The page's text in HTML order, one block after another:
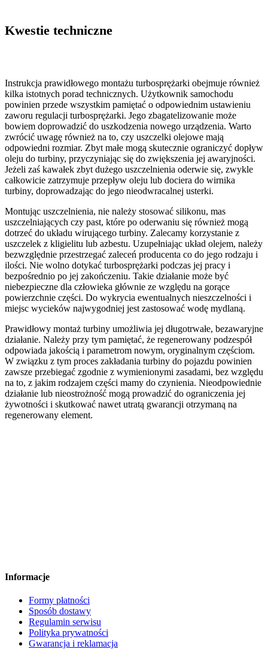
Kwestie techniczne
Instrukcja prawidłowego montażu turbosprężarki obejmuje również
kilka istotnych porad technicznych. Użytkownik samochodu
powinien przede wszystkim pamiętać o odpowiednim ustawieniu
zaworu regulacji turbosprężarki. Jego zbagatelizowanie może
bowiem doprowadzić do uszkodzenia nowego urządzenia. Warto
zwrócić uwagę również na to, czy uszczelki olejowe mają
odpowiedni rozmiar. Zbyt małe mogą skutecznie ograniczyć dopływ
oleju do turbiny, przyczyniając się do zwiększenia jej awaryjności.
Jeżeli zaś kawałek zbyt dużego uszczelnienia oderwie się, zwykle
całkowicie zatrzymuje przepływ oleju lub dociera do wirnika
turbiny, doprowadzając do jego nieodwracalnej usterki.
Montując uszczelnienia, nie należy stosować silikonu, mas
uszczelniających czy past, które po oderwaniu się również mogą
dotrzeć do układu wirującego turbiny. Zalecamy korzystanie z
uszczelek z kligielitu lub azbestu. Uzupełniając układ olejem, należy
bezwzględnie przestrzegać zaleceń producenta co do jego rodzaju i
ilości. Nie wolno dotykać turbosprężarki podczas jej pracy i
bezpośrednio po jej zakończeniu. Takie działanie może być
niebezpieczne dla człowieka głównie ze względu na gorące
powierzchnie części. Do wykrycia ewentualnych nieszczelności i
miejsc wycieków najwygodniej jest zastosować wodę mydlaną.
Prawidłowy montaż turbiny umożliwia jej długotrwałe, bezawaryjne
działanie. Należy przy tym pamiętać, że regenerowany podzespół
odpowiada jakością i parametrom nowym, oryginalnym częściom.
W związku z tym proces zakładania turbiny do pojazdu powinien
zawsze przebiegać zgodnie z wymienionymi zasadami, bez względu
na to, z jakim rodzajem części mamy do czynienia. Nieodpowiednie
działanie lub nieostrożność mogą prowadzić do ograniczenia jej
żywotności i skutkować nawet utratą gwarancji otrzymaną na
regenerowany element.
Informacje
Formy płatności
Sposób dostawy
Regulamin serwisu
Polityka prywatności
Gwarancja i reklamacja